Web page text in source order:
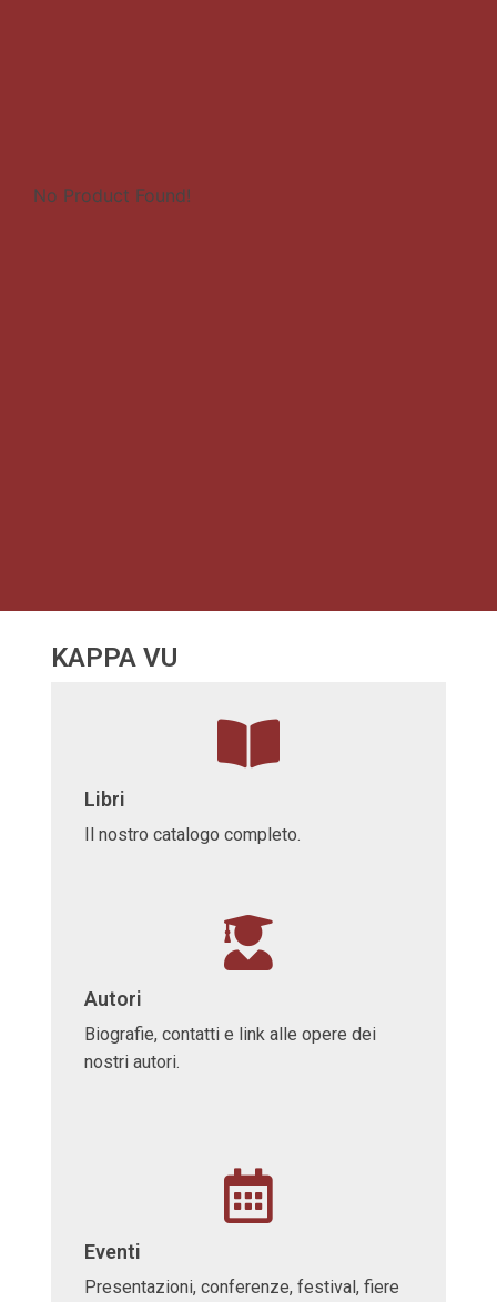
No Product Found!
KAPPA VU
Libri
Il nostro catalogo completo.
Autori
Biografie, contatti e link alle opere dei
nostri autori.
Eventi
Presentazioni, conferenze, festival, fiere